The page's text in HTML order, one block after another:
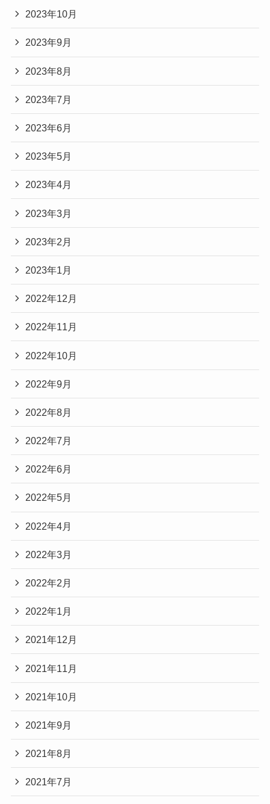
2023年10月
2023年9月
2023年8月
2023年7月
2023年6月
2023年5月
2023年4月
2023年3月
2023年2月
2023年1月
2022年12月
2022年11月
2022年10月
2022年9月
2022年8月
2022年7月
2022年6月
2022年5月
2022年4月
2022年3月
2022年2月
2022年1月
2021年12月
2021年11月
2021年10月
2021年9月
2021年8月
2021年7月